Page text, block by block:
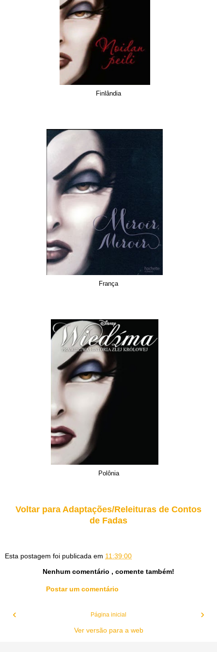
Finlândia
França
Polônia
Voltar para Adaptações/Releituras de Contos
de Fadas
Esta postagem foi publicada em 11:39:00
Nenhum comentário , comente também!
Postar um comentário
‹ ›
Página inicial
Ver versão para a web